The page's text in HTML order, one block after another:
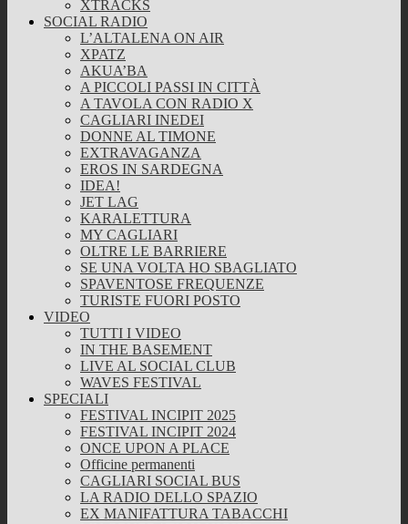
XTRACKS
SOCIAL RADIO
L’ALTALENA ON AIR
XPATZ
AKUA’BA
A PICCOLI PASSI IN CITTÀ
A TAVOLA CON RADIO X
CAGLIARI INEDEI
DONNE AL TIMONE
EXTRAVAGANZA
EROS IN SARDEGNA
IDEA!
JET LAG
KARALETTURA
MY CAGLIARI
OLTRE LE BARRIERE
SE UNA VOLTA HO SBAGLIATO
SPAVENTOSE FREQUENZE
TURISTE FUORI POSTO
VIDEO
TUTTI I VIDEO
IN THE BASEMENT
LIVE AL SOCIAL CLUB
WAVES FESTIVAL
SPECIALI
FESTIVAL INCIPIT 2025
FESTIVAL INCIPIT 2024
ONCE UPON A PLACE
Officine permanenti
CAGLIARI SOCIAL BUS
LA RADIO DELLO SPAZIO
EX MANIFATTURA TABACCHI